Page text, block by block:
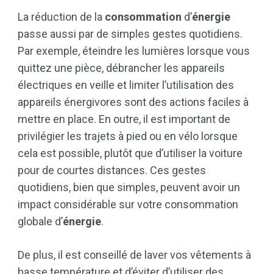
La réduction de la consommation d’énergie
passe aussi par de simples gestes quotidiens.
Par exemple, éteindre les lumières lorsque vous
quittez une pièce, débrancher les appareils
électriques en veille et limiter l’utilisation des
appareils énergivores sont des actions faciles à
mettre en place. En outre, il est important de
privilégier les trajets à pied ou en vélo lorsque
cela est possible, plutôt que d’utiliser la voiture
pour de courtes distances. Ces gestes
quotidiens, bien que simples, peuvent avoir un
impact considérable sur votre consommation
globale d’énergie.
De plus, il est conseillé de laver vos vêtements à